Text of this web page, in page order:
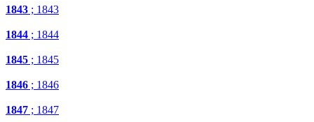
1843 ; 1843
1844 ; 1844
1845 ; 1845
1846 ; 1846
1847 ; 1847